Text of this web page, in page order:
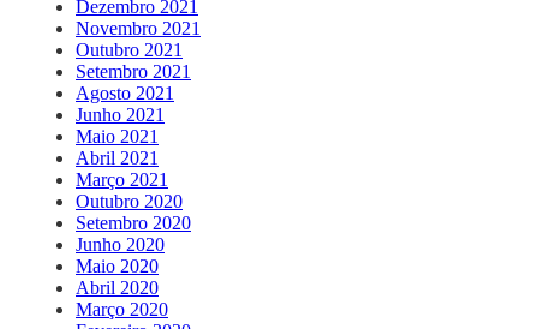
Dezembro 2021
Novembro 2021
Outubro 2021
Setembro 2021
Agosto 2021
Junho 2021
Maio 2021
Abril 2021
Março 2021
Outubro 2020
Setembro 2020
Junho 2020
Maio 2020
Abril 2020
Março 2020